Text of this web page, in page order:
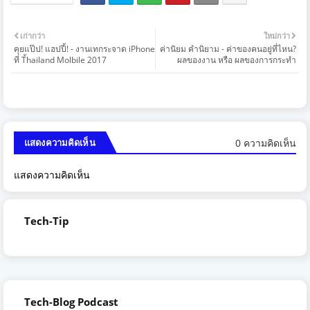
ใหม่กว่า
ค่านิยม คำนิยาม - ค่าของคนอยู่ที่ไหน?
ผลของงาน หรือ ผลของการกระทำ
เก่ากว่า
คุยแป๊ป! แฮปปี้! - งานเทกระจาด iPhone
ที่ T้hailand Molbile 2017
แสดงความคิดเห็น 0 ความคิดเห็น
แสดงความคิดเห็น
Tech-Tip
Tech-Blog Podcast